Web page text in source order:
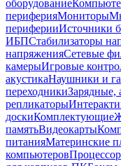
оборудование
периферияМониторы
периферииИсточники
ИБПСтабилизаторы
напряженияСетевые
камерыИгровые
акустикаНаушники и
переходникиЗарядные,
репликаторы
доскиКомплектующие
памятьВидеокарты
питанияМатеринские
компьютеров